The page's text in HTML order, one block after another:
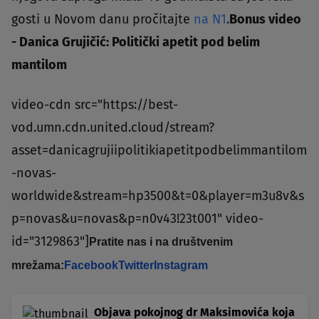
gosti u Novom danu pročitajte na N1.Bonus video
- Danica Grujičić: Politički apetit pod belim
mantilom
video-cdn src="https://best-
vod.umn.cdn.united.cloud/stream?
asset=danicagrujiipolitikiapetitpodbelimmantilom
-novas-
worldwide&stream=hp3500&t=0&player=m3u8v&s
p=novas&u=novas&p=n0v43!23t001" video-
id="3129863"] Pratite nas i na društvenim
mrežama: FacebookTwitter Instagram
Objava pokojnog dr Maksimovića koja